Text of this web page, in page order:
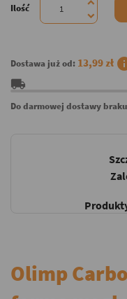
Ilość
Dostawa już od: 13,99 zł
local_shipping
Do darmowej dostawy
Olimp